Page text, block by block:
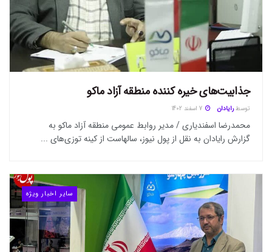
جذابیت‌های خیره کننده منطقه آزاد ماکو
توسط رایادان
محمدرضا اسفندیاری / مدیر روابط عمومی منطقه آزاد ماکو به
گزارش رایادان به نقل از پول نیوز، سالهاست از کینه توزی‌های ...
سایر اخبار ویژه